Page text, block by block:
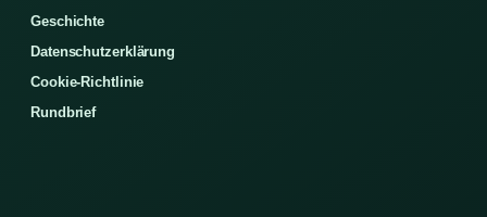
Geschichte
Datenschutzerklärung
Cookie-Richtlinie
Rundbrief